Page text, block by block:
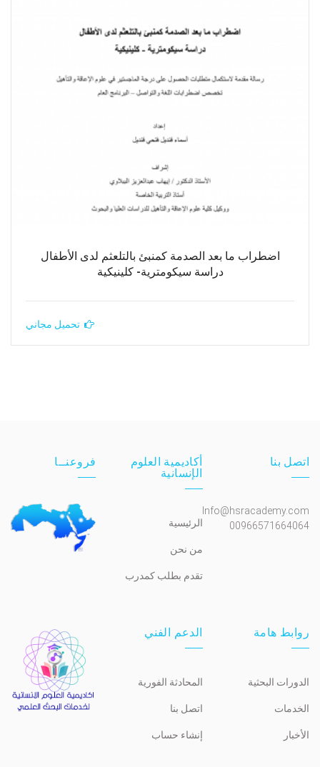
اضطراب ما بعد الصدمة كمنبئ بالتلعثم لدى الأطفال
دراسة سيكومترية- كلينيكية
تحميل مجاني
اتصل بنا
Info@hsracademy.com
00966571664064
أكاديمية العلوم
الإنسانية
الرئيسية
من نحن
تقدم بطلب كمدرب
فروعنــا
روابط هامة
الدورات البحثية
الخدمات
الأخبار
الدعم الفني
المحادثة الفورية
اتصل بنا
إنشاء حساب